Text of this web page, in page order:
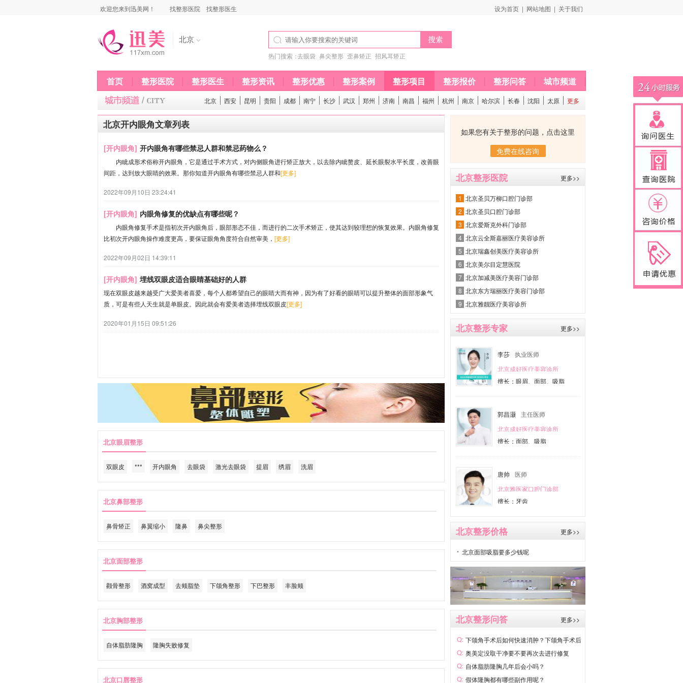
欢迎您来到迅美网！ 找整形医院 找整形医生 设为首页 | 网站地图 | 关于我们
北京
热门搜索：去眼袋 鼻尖整形 歪鼻矫正 招风耳矫正
首页 整形医院 整形医生 整形资讯 整形优惠 整形案例 整形项目 整形报价 整形问答 城市频道
北京 西安 昆明 贵阳 成都 南宁 长沙 武汉 郑州 济南 南昌 福州 杭州 南京 哈尔滨 长春 沈阳 太原 更多
北京开内眼角文章列表
[开内眼角] 开内眼角有哪些禁忌人群和禁忌药物么？
内眦成形术俗称开内眼角，它是通过手术方式，对内侧眼角进行矫正放大，以去除内眦赘皮、延长眼裂水平长度，改善眼
间距，达到放大眼睛的效果。那你知道开内眼角有哪些禁忌人群和[更多]
2022年09月10日 23:24:41
[开内眼角] 内眼角修复的优缺点有哪些呢？
内眼角修复手术是指初次开内眼角后，眼部形态不佳，而进行的二次手术矫正，使其达到较理想的恢复效果。内眼角修复
比初次开内眼角操作难度更高，要保证眼角角度符合自然审美， [更多]
2022年09月02日 14:39:11
[开内眼角] 埋线双眼皮适合眼睛基础好的人群
现在双眼皮越来越受广大爱美者喜爱，每个人都希望自己的眼睛大而有神，因为有了好看的眼睛可以提升整体的面部形象气
质，可是有些人天生就是单眼皮。因此就会有爱美者选择埋线双眼皮[更多]
2020年01月15日 09:51:26
北京眼眉整形
双眼皮 *** 开内眼角 去眼袋 激光去眼袋 提眉 绣眉 洗眉
北京鼻部整形
鼻骨矫正 鼻翼缩小 隆鼻 鼻尖整形
北京面部整形
颧骨整形 酒窝成型 去颊脂垫 下颌角整形 下巴整形 丰脸颊
北京胸部整形
自体脂肪隆胸 隆胸失败修复
北京口唇整形
如果您有关于整形的问题，点击这里
免费在线咨询
北京整形医院 更多>>
1 北京圣贝万柳口腔门诊部
2 北京圣贝口腔门诊部
3 北京爱斯克外科门诊部
4 北京云全斯嘉丽医疗美容诊所
5 北京瑞鑫创美医疗美容诊所
6 北京美尔目定慧医院
7 北京加减美医疗美容门诊部
8 北京东方瑞丽医疗美容门诊部
9 北京雅靓医疗美容诊所
北京整形专家 更多>>
李莎
执业医师
北京成好医疗美容诊所
擅长：眼眉、面部、吸脂
郭昌灏
主任医师
北京成好医疗美容诊所
擅长：面部、吸脂
唐帅
医师
北京雅医家口腔门诊部
擅长：牙齿
北京整形价格 更多>>
北京面部吸脂要多少钱呢
北京整形问答 更多>>
下颌角手术后如何快速消肿？下颌角手术后
如 奥美定没取干净要不要再次去进行修复
自体脂肪隆胸几年后会小吗？
假体隆胸都有哪些副作用呢？